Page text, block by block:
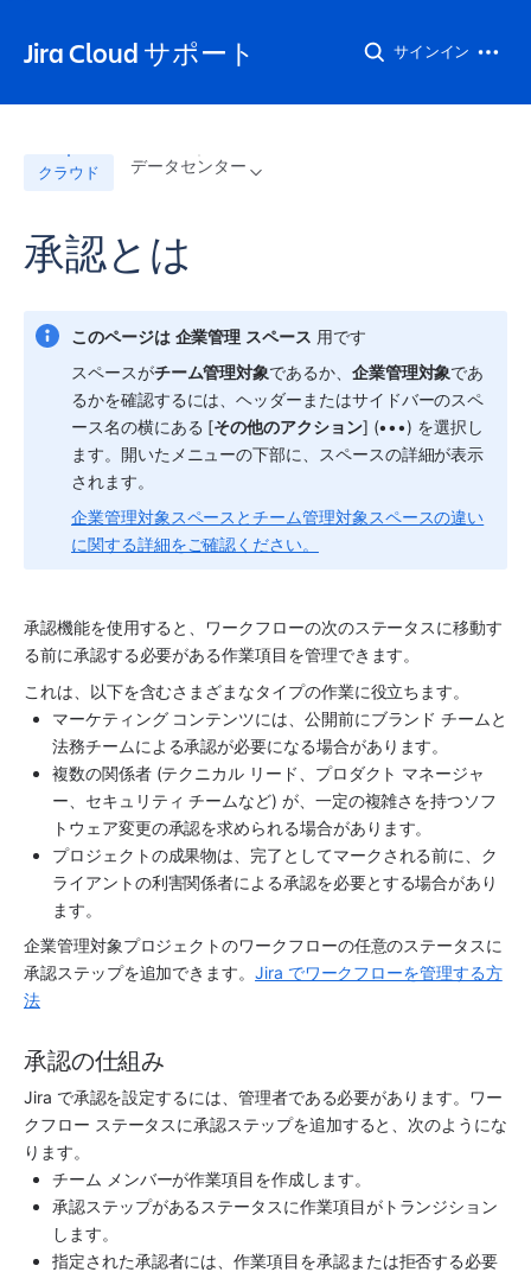
Jira Cloud サポート サインイン
クラウド データセンター
承認とは
このページは 企業管理 スペース 用です
スペースがチーム管理対象であるか、 企業管理対象であ
るかを確認するには、ヘッダーまたはサイドバーのスペ
ース名の横にある [その他のアクション] (•••) を選択し
ます。開いたメニューの下部に、
スペースの詳細が表示
されます。
企業管理対象スペースとチーム管理対象スペースの違い
に関する詳細をご確認ください。
承認機能を使用すると、ワークフローの次のステータスに移動す
る前に承認する必要がある作業項目を管理できます。
これは、以下を含むさまざまなタイプの作業に役立ちます。
マーケティング コンテンツには、公開前にブランド チームと
法務チームによる承認が必要になる場合があります。
複数の関係者 (テクニカル リード、プロダクト マネージャ
ー、セキュリティ チームなど) が、一定の複雑さを持つソフ
トウェア変更の承認を求められる場合があります。
プロジェクトの成果物は、完了としてマークされる前に、ク
ライアントの利害関係者による承認を必要とする場合があり
ます。
企業管理対象プロジェクトのワークフローの任意のステータスに
承認ステップを追加できます。Jira でワークフローを管理する方
法
承認の仕組み
Jira で承認を設定するには、管理者である必要があります。ワー
クフロー ステータスに承認ステップを追加すると、次のようにな
ります。
チーム メンバーが作業項目を作成します。
承認ステップがあるステータスに作業項目がトランジション
します。
指定された承認者には、作業項目を承認または拒否する必要